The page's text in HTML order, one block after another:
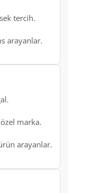
tercih.
arayanlar.
marka.
arayanlar.